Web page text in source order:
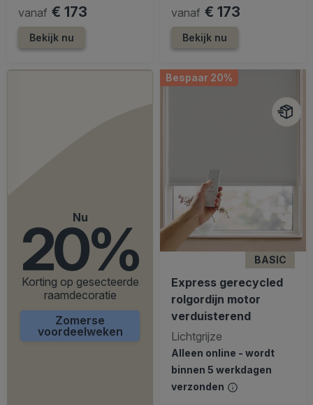
vanaf € 173
Bekijk nu
vanaf € 173
Bekijk nu
Nu
20%
Korting op gesecteerde
raamdecoratie
Zomerse
voordeelweken
Bespaar 20%
BASIC
Express gerecycled
rolgordijn motor
verduisterend
Lichtgrijze
Alleen online - wordt
binnen 5 werkdagen
verzonden